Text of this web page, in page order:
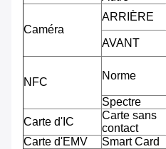
Caméra
ARRIÈRE
AVANT
NFC
Norme
Spectre
Carte d'IC
Carte sans
contact
Carte d'EMV
Smart Card